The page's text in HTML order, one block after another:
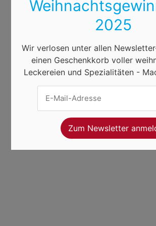
2025
Wir verlosen unter allen
einen Geschenkkorb voller
Leckereien und Spezialitäten -